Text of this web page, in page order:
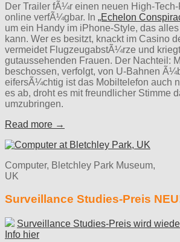
Der Trailer fÃ¼r einen neuen High-
online verfÃ¼gbar. In „Echelon
um ein Handy im iPhone-Style, das
kann. Wer es besitzt, knackt im Casino
vermeidet FlugzeugabstÃ¼rze und
gutaussehenden Frauen. Der Nachteil:
beschossen, verfolgt, von U-Bahnen
eifersÃ¼chtig ist das Mobiltelefon auch
es ab, droht es mit freundlicher Stimme
umzubringen.
Read more →
Computer, Bletchley Park Museum,
UK
Surveillance Studies-Preis
Surveillance Studies-Preis wird
Info hier